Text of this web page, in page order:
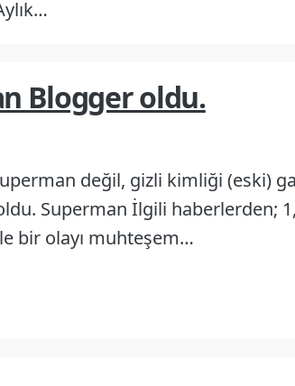
Blogger oldu.
değil, gizli kimliği (eski)
Superman İlgili haberlerden;
bir olayı muhteşem…